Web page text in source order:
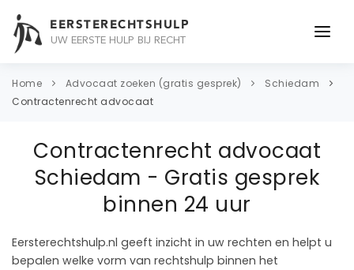
EERSTERECHTSHULP
UW EERSTE HULP BIJ RECHT
ONDERWERPEN
ADVOCAAT
OVER ONS
Home Advocaat zoeken (gratis gesprek)
Schiedam
Contractenrecht advocaat
Contractenrecht advocaat
Schiedam - Gratis gesprek
binnen 24 uur
Eersterechtshulp.nl geeft inzicht in uw rechten en helpt u
bepalen welke vorm van rechtshulp binnen het